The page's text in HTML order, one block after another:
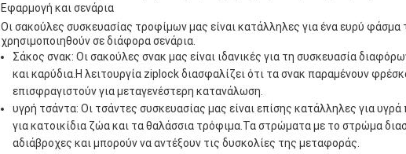
Εφαρμογή και σενάρια
Οι σακούλες συσκευασίας τροφίμων μας είναι κατάλληλες για ένα ευρύ
χρησιμοποιηθούν σε διάφορα σενάρια.
Σάκος σνακ: Οι σακούλες σνακ μας είναι ιδανικές για τη συσκευασία
και καρύδια.Η λειτουργία ziplock διασφαλίζει ότι τα σνακ παραμένουν
επισφραγιστούν για μεταγενέστερη κατανάλωση.
υγρή τσάντα: Οι τσάντες συσκευασίας μας είναι επίσης κατάλληλες για
για κατοικίδια ζώα και τα θαλάσσια τρόφιμα.Τα στρώματα με το στρώμα
αδιάβροχες και μπορούν να αντέξουν τις δυσκολίες της μεταφοράς.